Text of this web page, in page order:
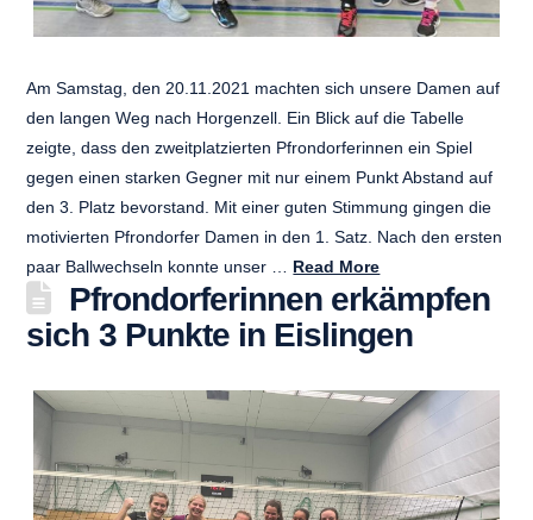
Am Samstag, den 20.11.2021 machten sich unsere Damen auf
den langen Weg nach Horgenzell. Ein Blick auf die Tabelle
zeigte, dass den zweitplatzierten Pfrondorferinnen ein Spiel
gegen einen starken Gegner mit nur einem Punkt Abstand auf
den 3. Platz bevorstand. Mit einer guten Stimmung gingen die
motivierten Pfrondorfer Damen in den 1. Satz. Nach den ersten
paar Ballwechseln konnte unser … Read More
Pfrondorferinnen erkämpfen
sich 3 Punkte in Eislingen